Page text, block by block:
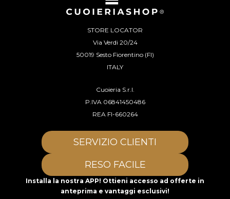
STORE LOCATOR
Via Verdi 20/24
50019 Sesto Fiorentino (FI)
ITALY
Cuoieria S.r.l.
P.IVA 06841450486
REA FI-660264
SERVIZIO CLIENTI
RESO FACILE
Installa la nostra APP! Ottieni accesso ad offerte in
anteprima e vantaggi esclusivi!